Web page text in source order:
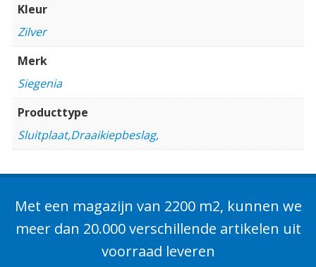
Kleur
Zilver
Merk
Siegenia
Producttype
Sluitplaat,Draaikiepbeslag,
Met een magazijn van 2200 m2, kunnen we
meer dan 20.000 verschillende artikelen uit
voorraad leveren